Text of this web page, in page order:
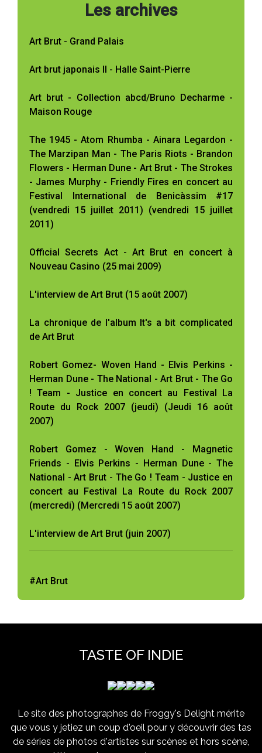
Les archives
Art Brut - Grand Palais
Art brut japonais II - Halle Saint-Pierre
Art brut - Collection abcd/Bruno Decharme -
Maison Rouge
The 1945 - Atom Rhumba - Ainara Legardon -
The Marzipan Man - The Paris Riots - Brandon
Flowers - Herman Dune - Art Brut - The Strokes
- James Murphy - Friendly Fires en concert au
Festival International de Benicàssim #17
(vendredi 15 juillet 2011) (vendredi 15 juillet
2011)
Official Secrets Act - Art Brut en concert à
Nouveau Casino (25 mai 2009)
L'interview de Art Brut (15 août 2007)
La chronique de l'album It's a bit complicated
de Art Brut
Robert Gomez- Woven Hand - Elvis Perkins -
Herman Dune - The National - Art Brut - The Go
! Team - Justice en concert au Festival La
Route du Rock 2007 (jeudi) (Jeudi 16 août
2007)
Robert Gomez - Woven Hand - Magnetic
Friends - Elvis Perkins - Herman Dune - The
National - Art Brut - The Go ! Team - Justice en
concert au Festival La Route du Rock 2007
(mercredi) (Mercredi 15 août 2007)
L'interview de Art Brut (juin 2007)
#Art Brut
TASTE OF INDIE
Le site des photographes de Froggy's Delight mérite
que vous y jetiez un coup d'oeil pour y découvrir des tas
de séries de photos d'artistes sur scènes et hors scène,